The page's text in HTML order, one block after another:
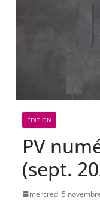
ÉDITION
PV
(sept.
mercredi 5